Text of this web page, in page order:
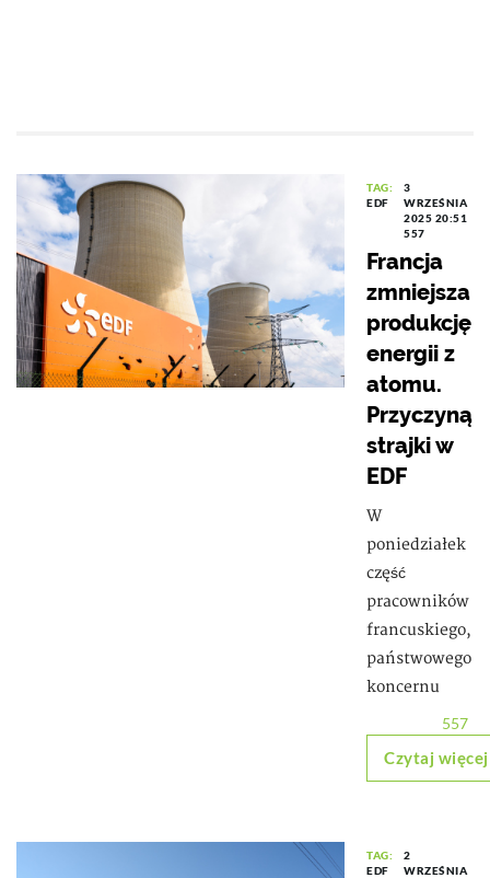
TAG:
EDF
3
WRZEŚNIA
2025 20:51
557
Francja
zmniejsza
produkcję
energii z
atomu.
Przyczyną
strajki w
EDF
W
poniedziałek
część
pracowników
francuskiego,
państwowego
koncernu
557
Czytaj więcej
TAG:
EDF
2
WRZEŚNIA